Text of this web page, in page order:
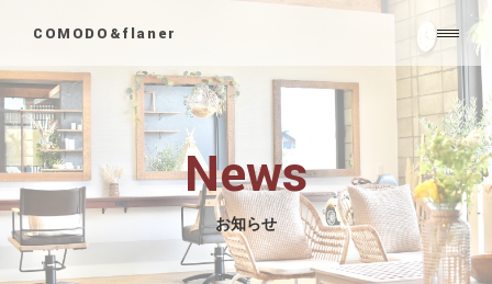
COMODO&flaner
News
お知らせ